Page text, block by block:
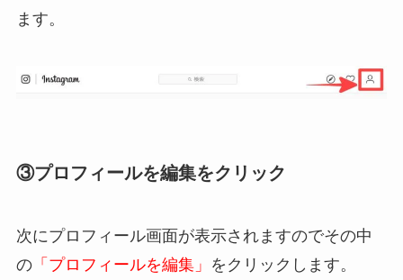
ます。
③プロフィールを編集をクリック
次にプロフィール画面が表示されますのでその中
の「プロフィールを編集」 をクリックします。